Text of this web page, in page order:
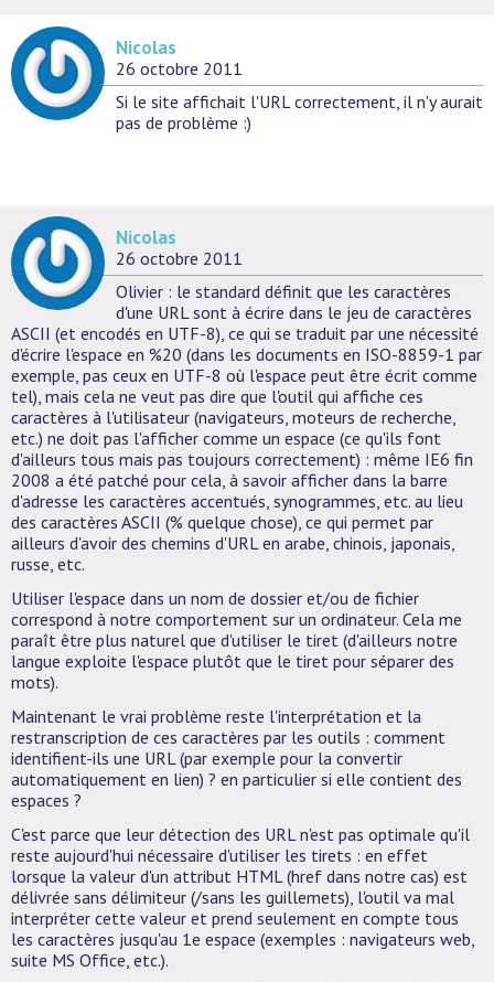
Nicolas
26 octobre 2011
Si le site affichait l'URL correctement, il n'y aurait
pas de problème :)
Nicolas
26 octobre 2011
Olivier : le standard définit que les caractères
d'une URL sont à écrire dans le jeu de caractères
ASCII (et encodés en UTF-8), ce qui se traduit par une nécessité
d'écrire l'espace en %20 (dans les documents en ISO-8859-1 par
exemple, pas ceux en UTF-8 où l'espace peut être écrit comme
tel), mais cela ne veut pas dire que l'outil qui affiche ces
caractères à l'utilisateur (navigateurs, moteurs de recherche,
etc.) ne doit pas l'afficher comme un espace (ce qu'ils font
d'ailleurs tous mais pas toujours correctement) : même IE6 fin
2008 a été patché pour cela, à savoir afficher dans la barre
d'adresse les caractères accentués, synogrammes, etc. au lieu
des caractères ASCII (% quelque chose), ce qui permet par
ailleurs d'avoir des chemins d'URL en arabe, chinois, japonais,
russe, etc.
Utiliser l'espace dans un nom de dossier et/ou de fichier
correspond à notre comportement sur un ordinateur. Cela me
paraît être plus naturel que d'utiliser le tiret (d'ailleurs notre
langue exploite l'espace plutôt que le tiret pour séparer des
mots).
Maintenant le vrai problème reste l'interprétation et la
restranscription de ces caractères par les outils : comment
identifient-ils une URL (par exemple pour la convertir
automatiquement en lien) ? en particulier si elle contient des
espaces ?
C'est parce que leur détection des URL n'est pas optimale qu'il
reste aujourd'hui nécessaire d'utiliser les tirets : en effet
lorsque la valeur d'un attribut HTML (href dans notre cas) est
délivrée sans délimiteur (/sans les guillemets), l'outil va mal
interpréter cette valeur et prend seulement en compte tous
les caractères jusqu'au 1e espace (exemples : navigateurs web,
suite MS Office, etc.).